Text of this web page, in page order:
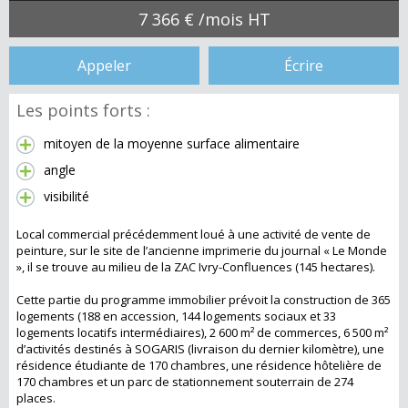
7 366 € /mois HT
Appeler Écrire
Les points forts :
mitoyen de la moyenne surface alimentaire
angle
visibilité
Local commercial précédemment loué à une activité de vente de
peinture, sur le site de l’ancienne imprimerie du journal « Le Monde
», il se trouve au milieu de la ZAC Ivry-Confluences (145 hectares).
Cette partie du programme immobilier prévoit la construction de 365
logements (188 en accession, 144 logements sociaux et 33
logements locatifs intermédiaires), 2 600 m² de commerces, 6 500 m²
d’activités destinés à SOGARIS (livraison du dernier kilomètre), une
résidence étudiante de 170 chambres, une résidence hôtelière de
170 chambres et un parc de stationnement souterrain de 274
places.